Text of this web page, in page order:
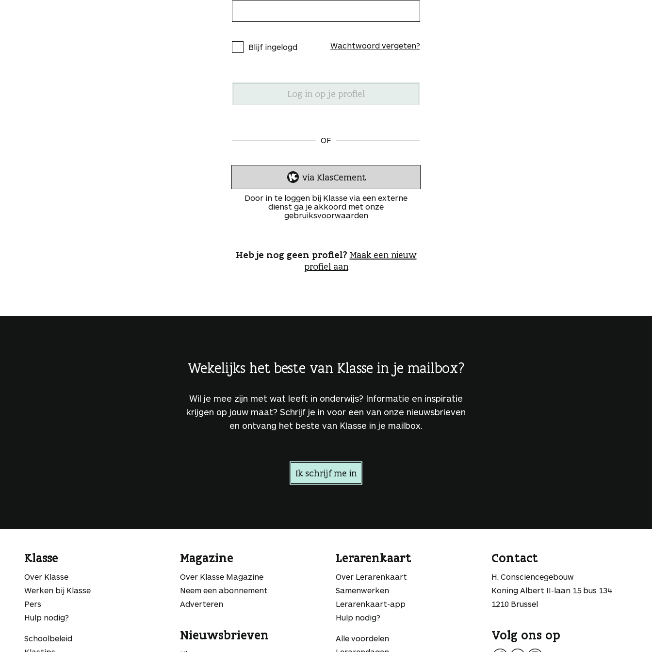
Blijf ingelogd Wachtwoord vergeten?
OF
I
n
l
o
e
n
via KlasCement
Door in te loggen bij Klasse via een externe
dienst ga je akkoord met onze
gebruiksvoorwaarden
Heb je nog geen profiel? Maak een nieuw
profiel aan
Wekelijks het beste van Klasse in je mailbox?
Wil je mee zijn met wat leeft in onderwijs? Informatie en inspiratie
krijgen op jouw maat? Schrijf je in voor een van onze nieuwsbrieven
en ontvang het beste van Klasse in je mailbox.
Ik schrijf me in
Klasse
Over Klasse
Werken bij Klasse
Pers
Hulp nodig?
Schoolbeleid
Magazine
Over Klasse Magazine
Neem een abonnement
Adverteren
Nieuwsbrieven
Lerarenkaart
Over Lerarenkaart
Samenwerken
Lerarenkaart-app
Hulp nodig?
Alle voordelen
Contact
H. Consciencegebouw
Koning Albert II-laan 15 bus 134
1210 Brussel
Volg ons op